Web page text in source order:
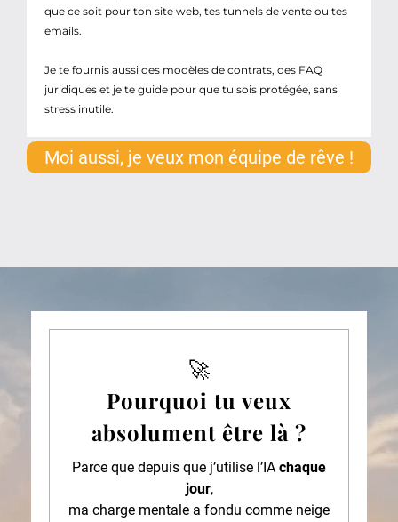
que ce soit pour ton site web, tes tunnels de vente ou tes
emails.
Je te fournis aussi des modèles de contrats, des FAQ
juridiques et je te guide pour que tu sois protégée, sans
stress inutile.
Moi aussi, je veux mon équipe de rêve !
🚀
Pourquoi tu veux
absolument être là ?
Parce que depuis que j’utilise l’IA chaque
jour,
ma charge mentale a fondu comme neige